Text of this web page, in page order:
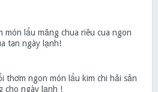
món lẩu măng chua riêu cua ngon
tan ngày lạnh!
thơm ngon món lẩu kim chi hải sản
cho ngày lạnh !